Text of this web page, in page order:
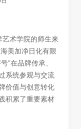
术学院的师生来
美加净日化有限
”在品牌传承、
系统参观与交流
价值与创意转化
积累了重要素材